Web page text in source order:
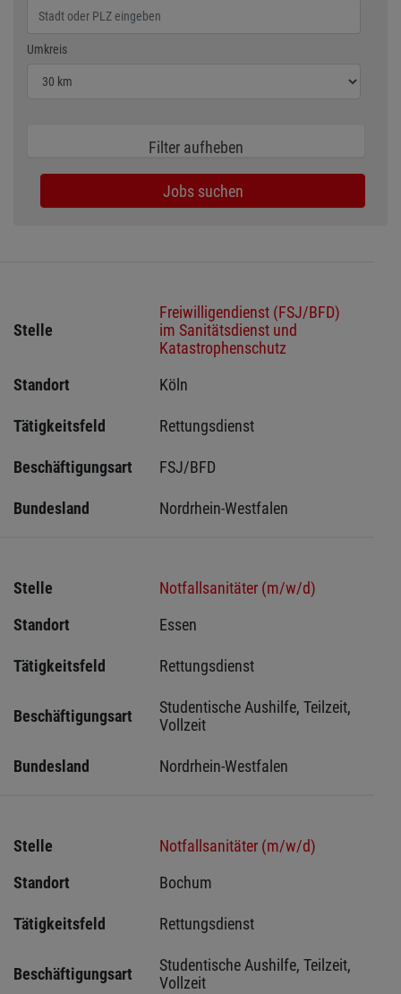
Umkreis
Wählen Sie den Umkreis für die Jobsuche
Filter aufheben
Jobs suchen
Stelle
Freiwilligendienst (FSJ/BFD)
im Sanitätsdienst und
Katastrophenschutz
Standort
Köln
Tätigkeitsfeld Rettungsdienst
Beschäftigungsart FSJ/BFD
Bundesland Nordrhein-Westfalen
Stelle
Notfallsanitäter (m/w/d)
Standort
Essen
Tätigkeitsfeld Rettungsdienst
Beschäftigungsart
Studentische Aushilfe, Teilzeit,
Vollzeit
Bundesland Nordrhein-Westfalen
Stelle
Notfallsanitäter (m/w/d)
Standort
Bochum
Tätigkeitsfeld Rettungsdienst
Beschäftigungsart
Studentische Aushilfe, Teilzeit,
Vollzeit